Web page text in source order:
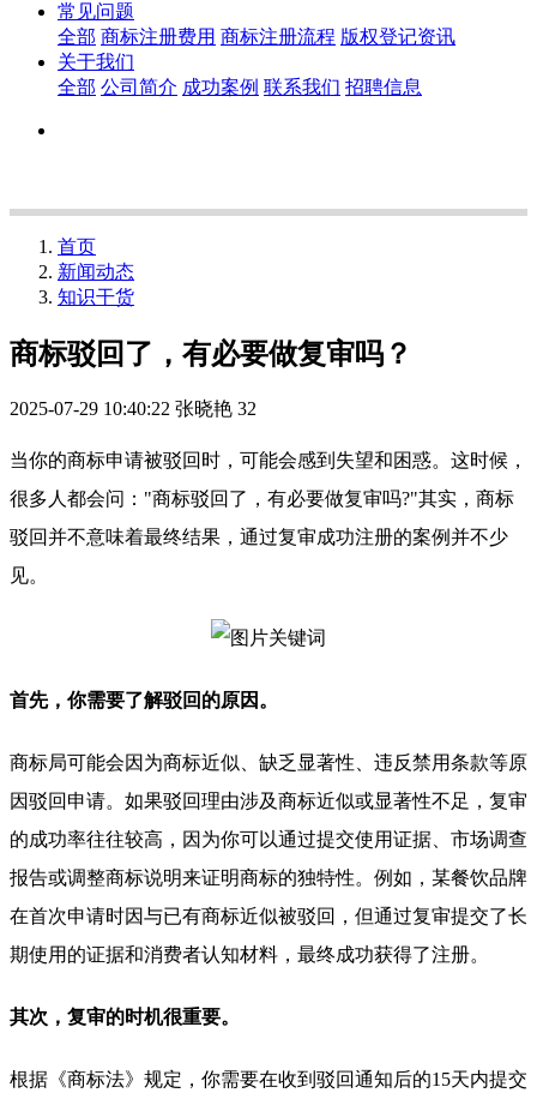
常见问题
全部 商标注册费用 商标注册流程 版权登记资讯
关于我们
全部 公司简介 成功案例 联系我们 招聘信息
首页
新闻动态
知识干货
商标驳回了，有必要做复审吗？
2025-07-29 10:40:22 张晓艳 32
当你的商标申请被驳回时，可能会感到失望和困惑。这时候，
很多人都会问："商标驳回了，有必要做复审吗?"其实，商标
驳回并不意味着最终结果，通过复审成功注册的案例并不少
见。
首先，你需要了解驳回的原因。
商标局可能会因为商标近似、缺乏显著性、违反禁用条款等原
因驳回申请。如果驳回理由涉及商标近似或显著性不足，复审
的成功率往往较高，因为你可以通过提交使用证据、市场调查
报告或调整商标说明来证明商标的独特性。例如，某餐饮品牌
在首次申请时因与已有商标近似被驳回，但通过复审提交了长
期使用的证据和消费者认知材料，最终成功获得了注册。
其次，复审的时机很重要。
根据《商标法》规定，你需要在收到驳回通知后的15天内提交